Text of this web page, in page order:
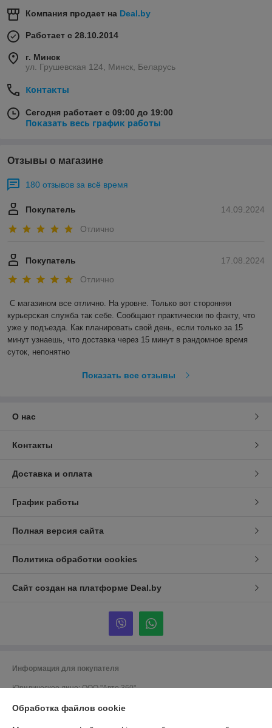
Компания продает на Deal.by
Работает с 28.10.2014
г. Минск
ул. Грушевская 124, Минск, Беларусь
Контакты
Сегодня работает с 09:00 до 19:00
Показать весь график работы
Отзывы о магазине
180 отзывов за всё время
14.09.2024
Покупатель
Отлично
17.08.2024
Покупатель
Отлично
С магазином все отлично. На уровне. Только вот сторонняя
курьерская служба так себе. Сообщают практически по факту, что
уже у подъезда. Как планировать свой день, если только за 15
минут узнаешь, что доставка через 15 минут в рандомное время
суток, непонятно
Показать все отзывы
О нас
Контакты
Доставка и оплата
График работы
Полная версия сайта
Политика обработки cookies
Сайт создан на платформе Deal.by
Информация для покупателя
Юридическое лицо:ООО "Авто 360"
Обработка файлов cookie